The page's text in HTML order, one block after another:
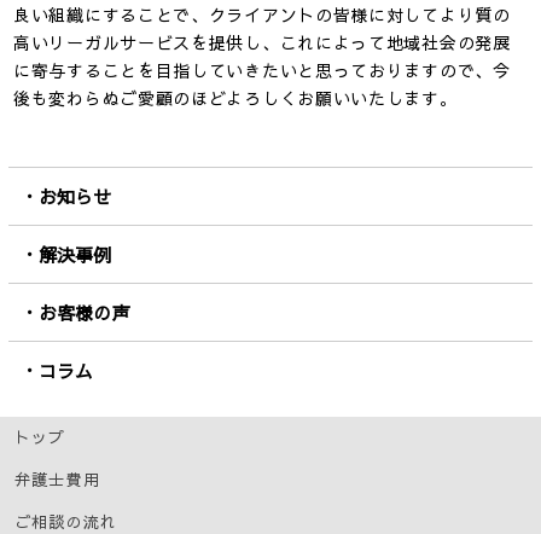
良い組織にすることで、クライアントの皆様に対してより質の
高いリーガルサービスを提供し、これによって地域社会の発展
に寄与することを目指していきたいと思っておりますので、今
後も変わらぬご愛顧のほどよろしくお願いいたします。
お知らせ
解決事例
お客様の声
コラム
トップ
弁護士費用
ご相談の流れ